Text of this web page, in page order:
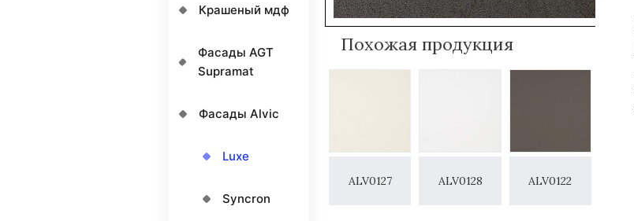
Крашеный мдф
Фасады AGT
Supramat
Фасады Alvic
Luxe
Syncron
Похожая продукция
ALV0127 ALV0128 ALV0122